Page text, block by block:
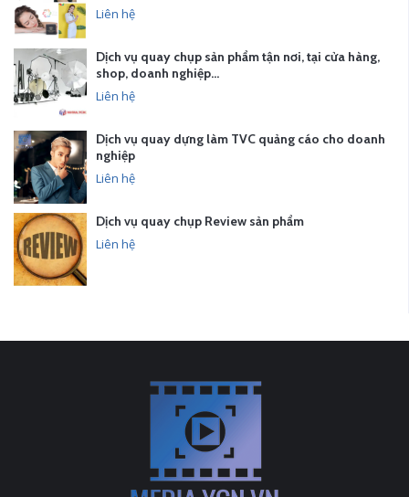
Liên hệ
Dịch vụ quay chụp sản phẩm tận nơi, tại cửa hàng,
shop, doanh nghiệp…
Liên hệ
Dịch vụ quay dựng làm TVC quảng cáo cho doanh
nghiệp
Liên hệ
Dịch vụ quay chụp Review sản phẩm
Liên hệ